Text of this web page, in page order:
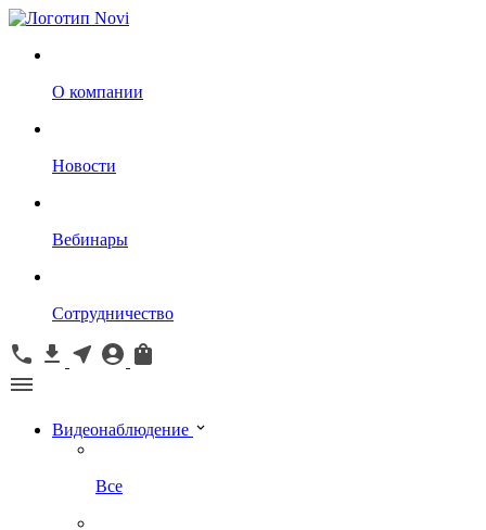
О компании
Новости
Вебинары
Сотрудничество
Видеонаблюдение
Все